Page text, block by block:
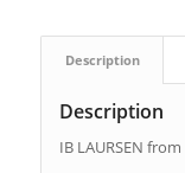
Description
Description
IB LAURSEN